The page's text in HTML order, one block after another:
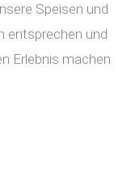
Speisen und
entsprechen und
Erlebnis machen